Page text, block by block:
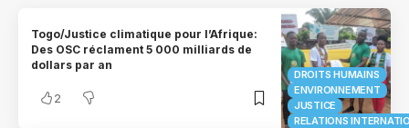
DROITS HUMAINS
ENVIRONNEMENT
JUSTICE
RELATIONS
Togo/Justice climatique pour l’Afrique:
Des OSC réclament 5 000 milliards de
dollars par an
2